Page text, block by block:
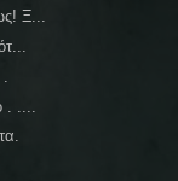
Ξ...
....